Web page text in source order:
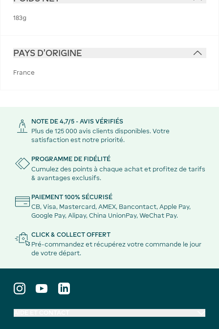
183g
PAYS D'ORIGINE
France
NOTE DE 4,7/5 - AVIS VÉRIFIÉS
Plus de 125 000 avis clients disponibles. Votre
satisfaction est notre priorité.
PROGRAMME DE FIDÉLITÉ
Cumulez des points à chaque achat et profitez de tarifs
& avantages exclusifs.
PAIEMENT 100% SÉCURISÉ
CB, Visa, Mastercard, AMEX, Bancontact, Apple Pay,
Google Pay, Alipay, China UnionPay, WeChat Pay.
CLICK & COLLECT OFFERT
Pré-commandez et récupérez votre commande le jour
de votre départ.